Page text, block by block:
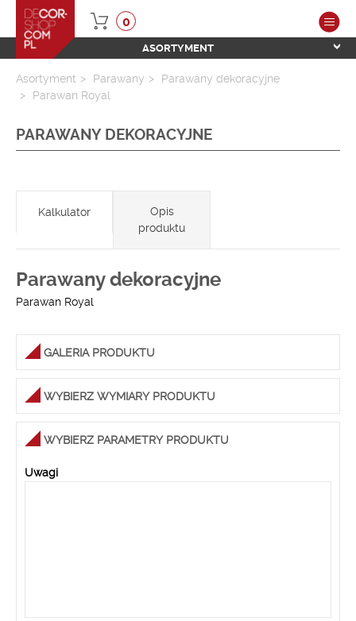
0
ASORTYMENT
Asortyment Parawany
Parawany dekoracyjne
Parawan Royal
PARAWANY DEKORACYJNE
Kalkulator
Opis
produktu
Parawany dekoracyjne
Parawan Royal
GALERIA PRODUKTU
WYBIERZ WYMIARY PRODUKTU
WYBIERZ PARAMETRY PRODUKTU
Uwagi